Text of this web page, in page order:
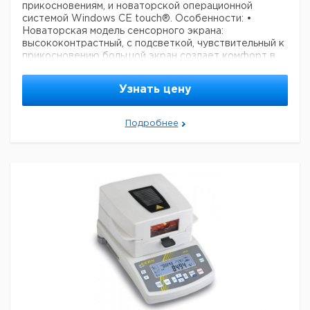
прикосновениям, и новаторской операционной
системой Windows CE touch®.
Особенности: •
Новаторская модель сенсорного экрана:
высококонтрастный, с подсветкой, чувствительный к
прикосновению большой экран создает комфорт в
показаний• Наглядная структура меню с текстовым
обозначением клавиш на дисплее. Меню и процедуры
ясны сами по себе. Это сокращает время обучения,
предотвращает ошибки оператора и таким образом,
дисплей с высотой цифр 17 мм, шириной диагонали
-Актуальная температура
содержание влаги в % / индикация на дисплее и
вывод на печать влажности в %
-Остаточная
влажность в % (график динамики процесса)
-Заданная температура
-Скорость сушки -Процесс сушки
• Графическое представление кривой
сушки показывает динамику процесса сушки в
реальном времени и может быть полезно
пользователю для контроля и оценки результата.
Практичные подсказки при навеске до заданного
Узнать цену
Подробнее